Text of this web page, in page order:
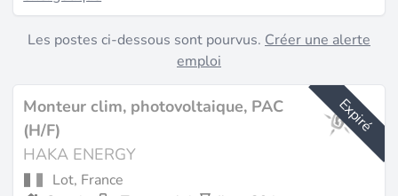
Les postes ci-dessous sont pourvus. Créer une alerte
emploi
Expiré
Monteur clim, photovoltaique, PAC
(H/F)
HAKA ENERGY
Lot, France